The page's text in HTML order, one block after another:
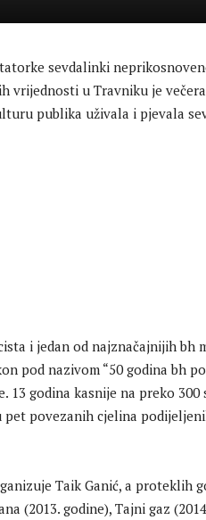
sevdalinki
vrijednosti u Travniku je
publika uživala i pjevala
i jedan od najznačajnijih bh
pod nazivom “50 godina bh
13 godina kasnije na preko 300
pet povezanih cjelina
Taik Ganić, a proteklih
(2013. godine), Tajni gaz